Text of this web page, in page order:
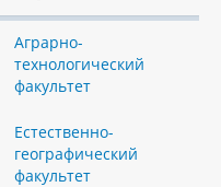
Аграрно-
технологический
факультет
Естественно-
географический
факультет